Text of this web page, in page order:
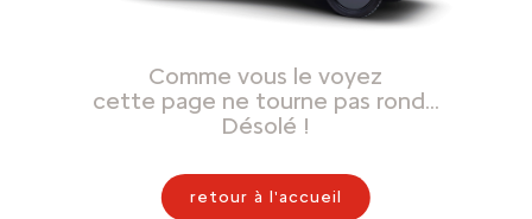
Comme vous le voyez
cette page ne tourne pas rond…
Désolé !
retour à l'accueil